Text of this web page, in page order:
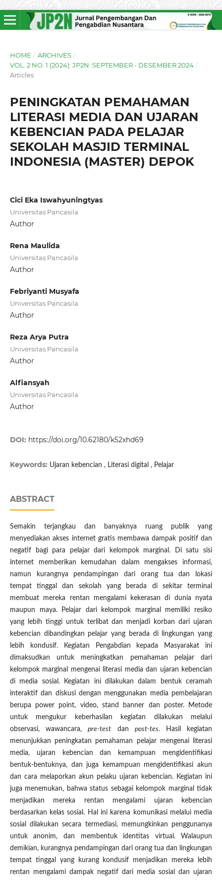
HOME / ARCHIVES /
VOL. 2 NO. 1 (2024): JP2N :SEPTEMBER - DESEMBER 2024 /
Articles
PENINGKATAN PEMAHAMAN
LITERASI MEDIA DAN UJARAN
KEBENCIAN PADA PELAJAR
SEKOLAH MASJID TERMINAL
INDONESIA (MASTER) DEPOK
Cici Eka Iswahyuningtyas
Universitas Pancasila
Author
Rena Maulida
Universitas Pancasila
Author
Febriyanti Musyafa
Universitas Pancasila
Author
Reza Arya Putra
Universitas Pancasila
Author
Alfiansyah
Universitas Pancasila
Author
DOI: https://doi.org/10.62180/k52xhd69
Keywords: Ujaran kebencian , Literasi digital , Pelajar
ABSTRACT
Semakin terjangkau dan banyaknya ruang publik yang
menyediakan akses internet gratis membawa dampak positif dan
negatif bagi para pelajar dari kelompok marginal. Di satu sisi
internet memberikan kemudahan dalam mengakses informasi,
namun kurangnya pendampingan dari orang tua dan lokasi
tempat tinggal dan sekolah yang berada di sekitar terminal
membuat mereka rentan mengalami kekerasan di dunia nyata
maupun maya. Pelajar dari kelompok marginal memiliki resiko
yang lebih tinggi untuk terlibat dan menjadi korban dari ujaran
kebencian dibandingkan pelajar yang berada di lingkungan yang
lebih kondusif. Kegiatan Pengabdian kepada Masyarakat ini
dimaksudkan untuk meningkatkan pemahaman pelajar dari
kelompok marginal mengenai literasi media dan ujaran kebencian
di media sosial. Kegiatan ini dilakukan dalam bentuk ceramah
interaktif dan diskusi dengan menggunakan media pembelajaran
berupa power point, video, stand banner dan poster. Metode
untuk mengukur keberhasilan kegiatan dilakukan melalui
observasi, wawancara,pre-test dan post-tes. Hasil kegiatan
menunjukkan peningkatan pemahaman pelajar mengenai literasi
media, ujaran kebencian dan kemampuan mengidentifikasi
bentuk-bentuknya, dan juga kemampuan mengidentifikasi akun
dan cara melaporkan akun pelaku ujaran kebencian. Kegiatan ini
juga menemukan, bahwa status sebagai kelompok marginal tidak
menjadikan mereka rentan mengalami ujaran kebencian
berdasarkan kelas sosial. Hal ini karena komunikasi melalui media
sosial dilakukan secara termediasi, memungkinkan penggunanya
untuk anonim, dan membentuk identitas virtual. Walaupun
demikian, kurangnya pendampingan dari orang tua dan lingkungan
tempat tinggal yang kurang kondusif menjadikan mereka lebih
rentan mengalami dampak negatif dari media sosial dan ujaran